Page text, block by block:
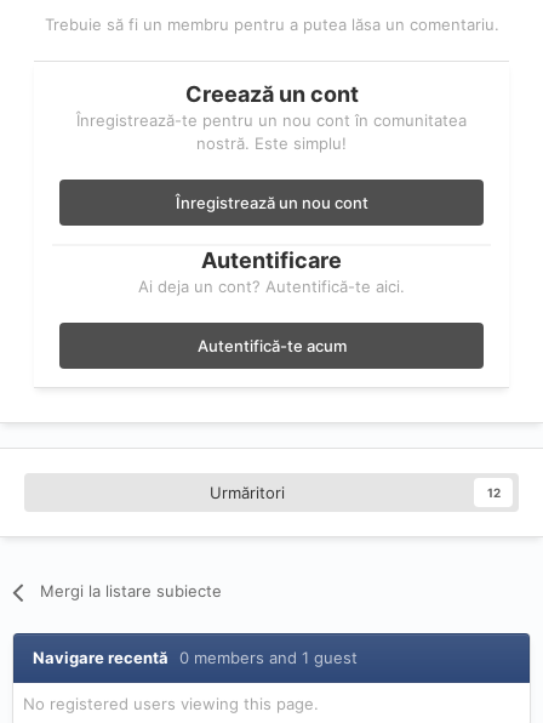
Trebuie să fi un membru pentru a putea lăsa un comentariu.
Creează un cont
Înregistrează-te pentru un nou cont în comunitatea
nostră. Este simplu!
Înregistrează un nou cont
Autentificare
Ai deja un cont? Autentifică-te aici.
Autentifică-te acum
Urmăritori 12
Mergi la listare subiecte
Navigare recentă 0 members and 1 guest
No registered users viewing this page.